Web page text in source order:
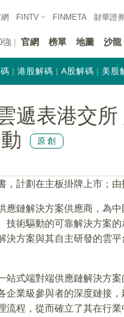
FINTV FINMETA 財華證券
強 官網 榜單 地圖 沙龍
港股解碼 A股解碼 美股
遞表港交
原創
，計劃在主板掛牌上市；由
應鏈解決方案供應商，為
術驅動的可靠解決方案
決方案與其自主研發的雲
站式端對端供應鏈解決方
企業級參與者的深度鏈接
程，從而確立了其在行